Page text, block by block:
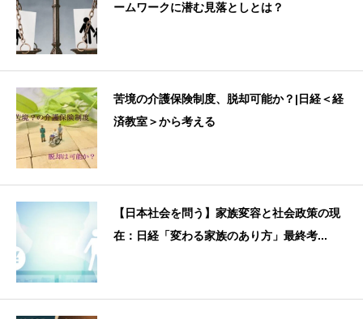
ームワークに潜む見落としとは？
苦境の介護保険制度、脱却可能か？|日経＜経
済教室＞から考える
【日本社会を問う】家族変容と社会政策の現
在：日経「変わる家族のあり方」最終考...